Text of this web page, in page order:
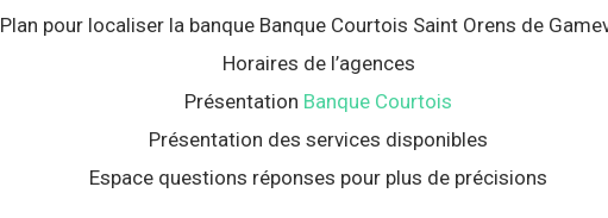
Plan pour localiser la banque Banque Courtois Saint Orens de
Horaires de l’agences
Présentation Banque Courtois
Présentation des services disponibles
Espace questions réponses pour plus de précisions